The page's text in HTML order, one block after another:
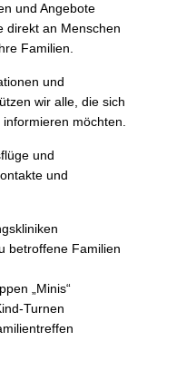
und Angebote
direkt an Menschen
Familien.
und
wir alle, die sich
möchten.
und
und
betroffene Familien
„Minis“
Turnen